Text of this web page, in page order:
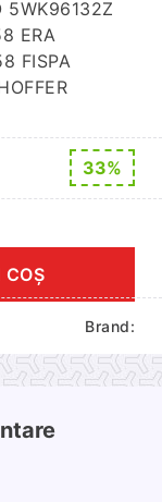
5WK96132Z
ERA
FISPA
33%
COȘ
Brand: